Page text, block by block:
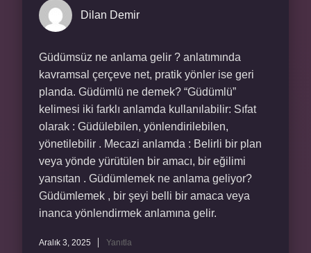
Dilan Demir
Güdümsüz ne anlama gelir ? anlatımında
kavramsal çerçeve net, pratik yönler ise geri
planda. Güdümlü ne demek? “Güdümlü”
kelimesi iki farklı anlamda kullanılabilir: Sıfat
olarak : Güdülebilen, yönlendirilebilen,
yönetilebilir . Mecazi anlamda : Belirli bir plan
veya yönde yürütülen bir amacı, bir eğilimi
yansıtan . Güdümlemek ne anlama geliyor?
Güdümlemek , bir şeyi belli bir amaca veya
inanca yönlendirmek anlamına gelir.
Aralık 3, 2025 Yanıtla